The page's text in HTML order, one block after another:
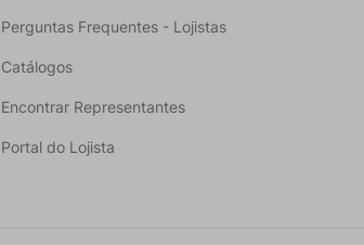
Perguntas Frequentes - Lojistas
Catálogos
Encontrar Representantes
Portal do Lojista